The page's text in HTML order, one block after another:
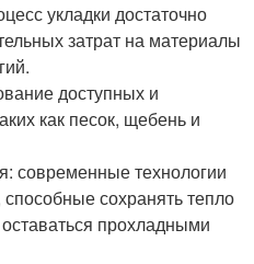
укладки достаточно
затрат на материалы
доступных и
как песок, щебень и
современные технологии
сохранять тепло
прохладными